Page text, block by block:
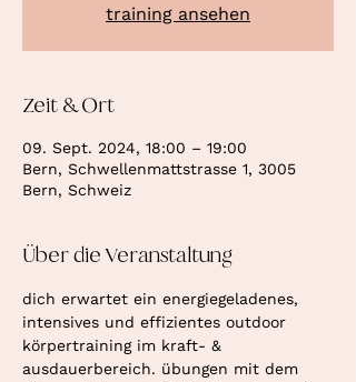
training ansehen
Zeit & Ort
09. Sept. 2024, 18:00 – 19:00
Bern, Schwellenmattstrasse 1, 3005
Bern, Schweiz
Über die Veranstaltung
dich erwartet ein energiegeladenes,
intensives und effizientes outdoor
körpertraining im kraft- &
ausdauerbereich. übungen mit dem